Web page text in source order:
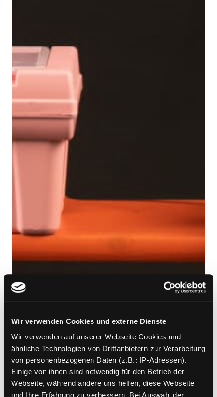
Wir verwenden Cookies und externe Dienste
Wir verwenden auf unserer Webseite Cookies und
ähnliche Technologien von Drittanbietern zur Verarbeitung
von personenbezogenen Daten (z.B.: IP-Adressen).
Einige von ihnen sind notwendig für den Betrieb der
Webseite, während andere uns helfen, diese Webseite
und Ihre Erfahrung zu verbessern. Bei Auswahl der